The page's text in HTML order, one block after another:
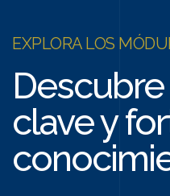
EXPLORA LOS
clave y